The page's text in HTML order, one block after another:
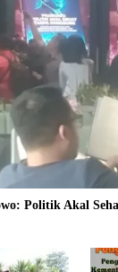
Politik Akal